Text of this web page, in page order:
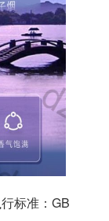
标准：GB